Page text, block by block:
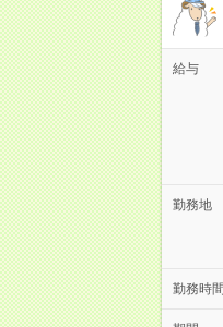
給与
勤務地
勤務時間